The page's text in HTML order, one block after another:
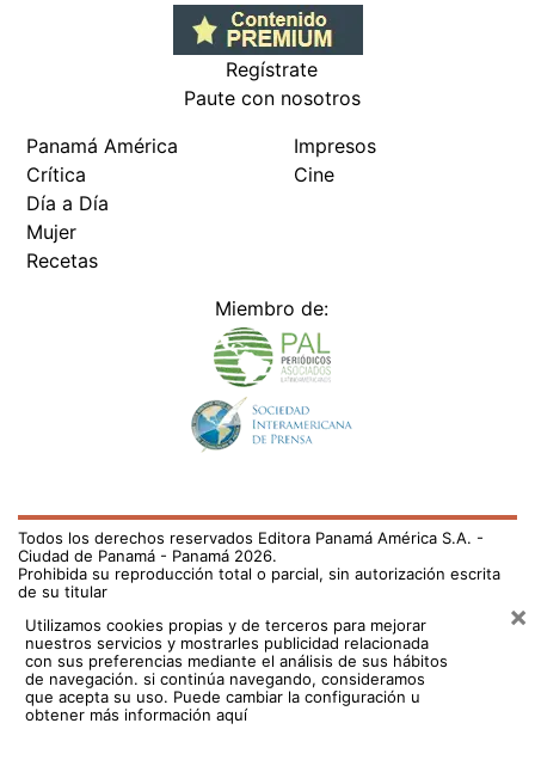
Regístrate
Paute con nosotros
Panamá América
Crítica
Día a Día
Mujer
Recetas
Impresos
Cine
Miembro de:
Todos los derechos reservados Editora Panamá América S.A. -
Ciudad de Panamá - Panamá 2026.
Prohibida su reproducción total o parcial, sin autorización escrita
de su titular
Utilizamos cookies propias y de terceros para mejorar
nuestros servicios y mostrarles publicidad relacionada
con sus preferencias mediante el análisis de sus hábitos
de navegación. si continúa navegando, consideramos
que acepta su uso. Puede cambiar la configuración u
obtener más información aquí
×